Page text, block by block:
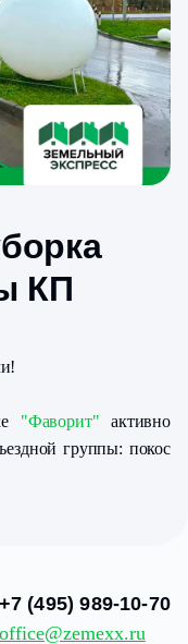
КП
"Фаворит" активно
группы: покос
+7 (495) 989-10-70
office@zemexx.ru